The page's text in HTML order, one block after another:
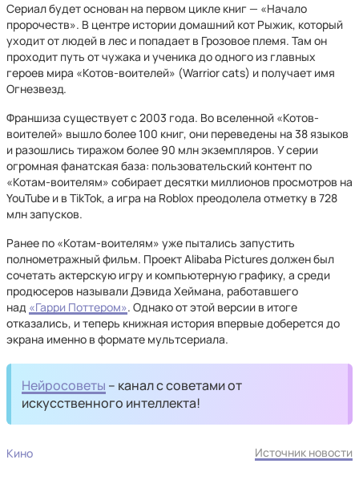
Сериал будет основан на первом цикле книг — «Начало
пророчеств». В центре истории домашний кот Рыжик, который
уходит от людей в лес и попадает в Грозовое племя. Там он
проходит путь от чужака и ученика до одного из главных
героев мира «Котов-воителей» (Warrior cats) и получает имя
Огнезвезд.
Франшиза существует с 2003 года. Во вселенной «Котов-
воителей» вышло более 100 книг, они переведены на 38 языков
и разошлись тиражом более 90 млн экземпляров. У серии
огромная фанатская база: пользовательский контент по
«Котам-воителям» собирает десятки миллионов просмотров на
YouTube и в TikTok, а игра на Roblox преодолела отметку в 728
млн запусков.
Ранее по «Котам-воителям» уже пытались запустить
полнометражный фильм. Проект Alibaba Pictures должен был
сочетать актерскую игру и компьютерную графику, а среди
продюсеров называли Дэвида Хеймана, работавшего
над «Гарри Поттером». Однако от этой версии в итоге
отказались, и теперь книжная история впервые доберется до
экрана именно в формате мультсериала.
Нейросоветы – канал с советами от
искусственного интеллекта!
Кино Источник новости